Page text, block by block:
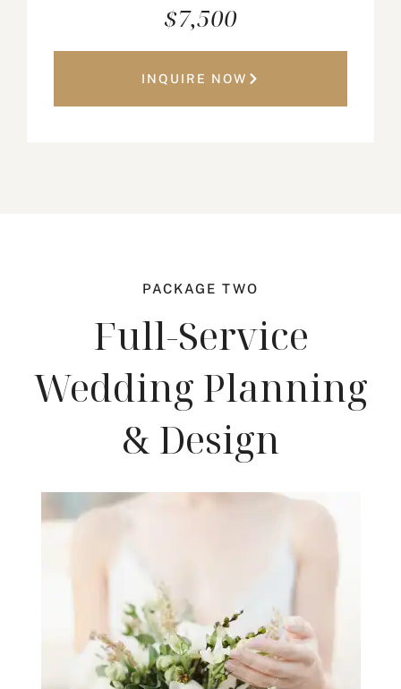
$7,500
INQUIRE NOW
PACKAGE TWO
Full-Service
Wedding Planning
& Design